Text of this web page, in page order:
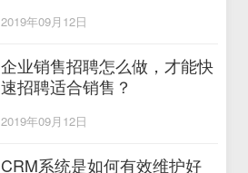
2019年09月12日
企业销售招聘怎么做，才能快
速招聘适合销售？
2019年09月12日
CRM系统是如何有效维护好